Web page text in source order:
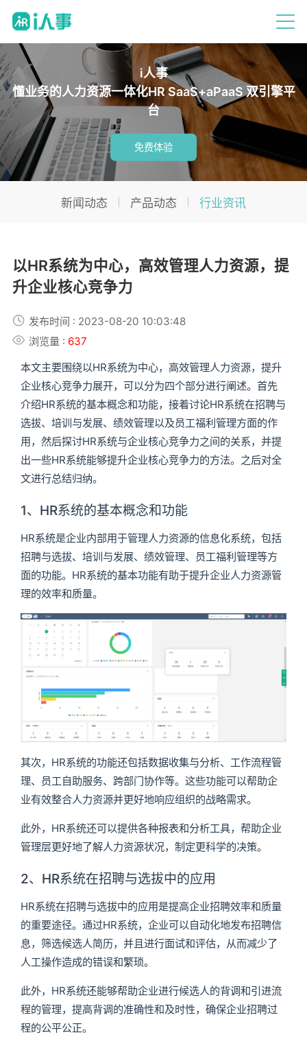
i人事
懂业务的人力资源一体化HR SaaS+aPaaS 双引擎平
台
免费体验
新闻动态 产品动态 行业资讯
以HR系统为中心，高效管理人力资源，提
升企业核心竞争力
发布时间 : 2023-08-20 10:03:48
浏览量 : 637
本文主要围绕以HR系统为中心，高效管理人力资源，提升
企业核心竞争力展开，可以分为四个部分进行阐述。首先
介绍HR系统的基本概念和功能，接着讨论HR系统在招聘与
选拔、培训与发展、绩效管理以及员工福利管理方面的作
用，然后探讨HR系统与企业核心竞争力之间的关系，并提
出一些HR系统能够提升企业核心竞争力的方法。之后对全
文进行总结归纳。
1、HR系统的基本概念和功能
HR系统是企业内部用于管理人力资源的信息化系统，包括
招聘与选拔、培训与发展、绩效管理、员工福利管理等方
面的功能。HR系统的基本功能有助于提升企业人力资源管
理的效率和质量。
其次，HR系统的功能还包括数据收集与分析、工作流程管
理、员工自助服务、跨部门协作等。这些功能可以帮助企
业有效整合人力资源并更好地响应组织的战略需求。
此外，HR系统还可以提供各种报表和分析工具，帮助企业
管理层更好地了解人力资源状况，制定更科学的决策。
2、HR系统在招聘与选拔中的应用
HR系统在招聘与选拔中的应用是提高企业招聘效率和质量
的重要途径。通过HR系统，企业可以自动化地发布招聘信
息，筛选候选人简历，并且进行面试和评估，从而减少了
人工操作造成的错误和繁琐。
此外，HR系统还能够帮助企业进行候选人的背调和引进流
程的管理，提高背调的准确性和及时性，确保企业招聘过
程的公平公正。